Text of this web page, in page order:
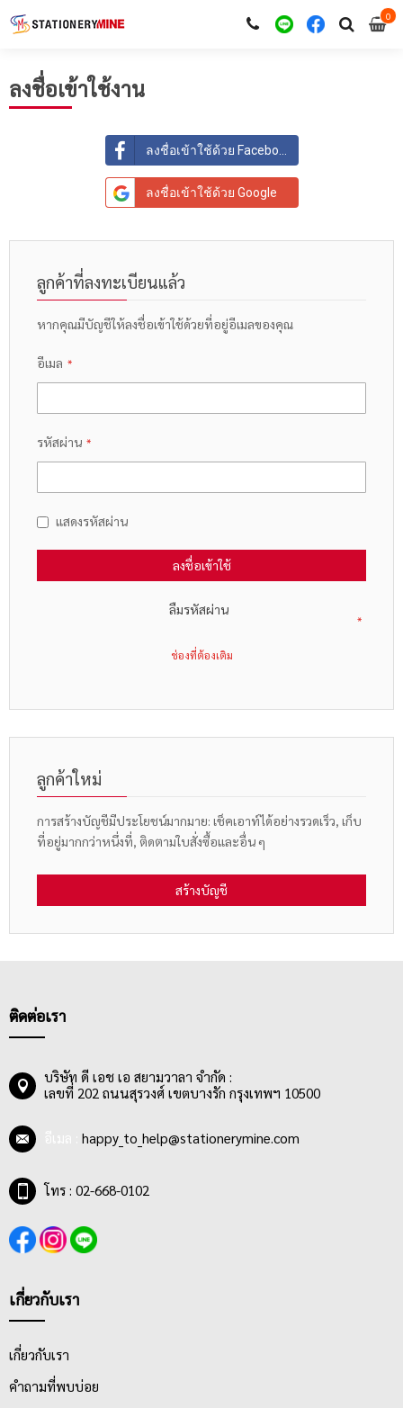
00
ลงชื่อเข้าใช้งาน
ลงชื่อเข้าใช้ด้วย Facebook
ลงชื่อเข้าใช้ด้วย Google
ลูกค้าที่ลงทะเบียนแล้ว
หากคุณมีบัญชีให้ลงชื่อเข้าใช้ด้วยที่อยู่อีเมลของคุณ
อีเมล
รหัสผ่าน
แสดงรหัสผ่าน
ลงชื่อเข้าใช้
ลืมรหัสผ่าน
ลูกค้าใหม่
การสร้างบัญชีมีประโยชน์มากมาย: เช็คเอาท์ได้อย่างรวดเร็ว, เก็บ
ที่อยู่มากกว่าหนึ่งที่, ติดตามใบสั่งซื้อและอื่น ๆ
สร้างบัญชี
ติดต่อเรา
บริษัท ดี เอช เอ สยามวาลา จำกัด :
เลขที่ 202 ถนนสุรวงศ์ เขตบางรัก กรุงเทพฯ 10500
happy_to_help@stationerymine.com
โทร : 02-668-0102
เกี่ยวกับเรา
เกี่ยวกับเรา
คำถามที่พบบ่อย